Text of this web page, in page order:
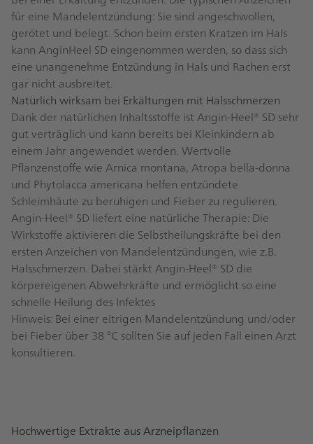
für eine Mandelentzündung: Sie sind angeschwollen,
gerötet und belegt. Schon beim ersten Kratzen im Hals
kann AnginHeel SD eingenommen werden, so dass sich
eine unangenehme Entzündung in Hals und Rachen erst
gar nicht ausbreitet.
Natürlich wirksam bei Erkältungen mit Halsschmerzen
Dank der natürlichen Inhaltsstoffe ist Angin-Heel® SD sehr
gut verträglich und kann bereits bei Kleinkindern ab
einem Jahr angewendet werden. Wertvolle
Pflanzenstoffe wie Arnica montana, Atropa bella-donna
und Phytolacca americana helfen entzündete
Schleimhäute zu beruhigen und Fieber zu regulieren.
Angin-Heel® SD liefert eine natürliche Therapie: Die
Wirkstoffe aktivieren die Selbstheilungskräfte bei den
ersten Anzeichen von Mandelentzündungen, wie z.B.
Halsschmerzen. Dabei stärkt Angin-Heel® SD die
körpereigenen Abwehrkräfte und ermöglicht so eine
schnelle Heilung des Infektes
Hinweis: Bei einer eitrigen Mandelentzündung und/oder
bei Fieber über 38 °C sollten Sie auf jeden Fall einen Arzt
konsultieren.
Hochwertige Extrakte aus Arzneipflanzen